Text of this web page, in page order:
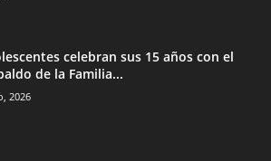
celebran sus 15 años con el
de la Familia...
2026